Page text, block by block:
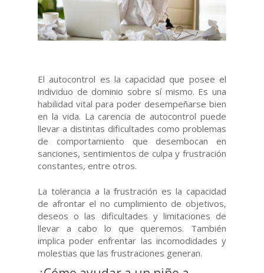
El autocontrol es la capacidad que posee el
individuo de dominio sobre sí mismo. Es una
habilidad vital para poder desempeñarse bien
en la vida. La carencia de autocontrol puede
llevar a distintas dificultades como problemas
de comportamiento que desembocan en
sanciones, sentimientos de culpa y frustración
constantes, entre otros.
La tolerancia a la frustración es la capacidad
de afrontar el no cumplimiento de objetivos,
deseos o las dificultades y limitaciones de
llevar a cabo lo que queremos. También
implica poder enfrentar las incomodidades y
molestias que las frustraciones generan.